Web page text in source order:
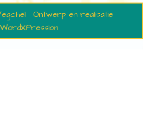
· Ontwerp en realisatie
WordXPression